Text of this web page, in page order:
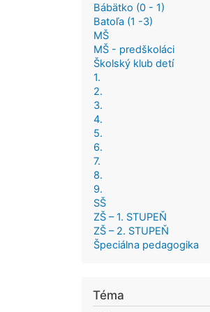
Bábätko (0 - 1)
Batoľa (1 -3)
MŠ
MŠ - predškoláci
Školský klub detí
1.
2.
3.
4.
5.
6.
7.
8.
9.
SŠ
ZŠ – 1. STUPEŇ
ZŠ – 2. STUPEŇ
Špeciálna pedagogika
Téma